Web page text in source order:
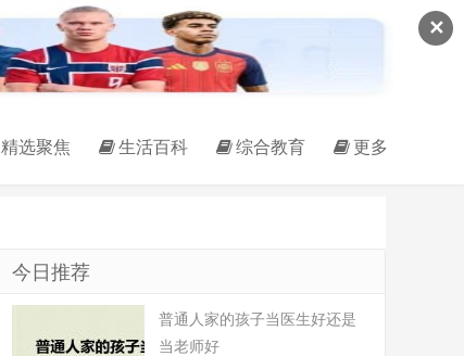
✕
精选聚焦 生活百科 综合教育 更多
今日推荐
普通人家的孩子当医生好还是
当老师好